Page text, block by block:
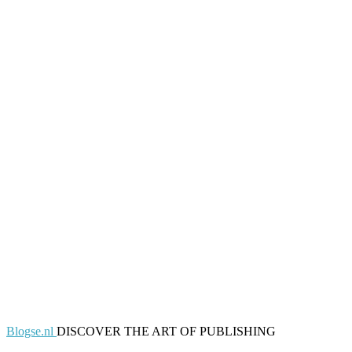
Blogse.nl DISCOVER THE ART OF PUBLISHING